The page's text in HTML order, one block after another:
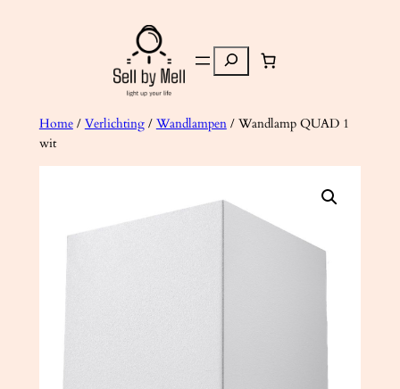
Zoeken
Home/ Verlichting/ Wandlampen/ Wandlamp QUAD 1
wit